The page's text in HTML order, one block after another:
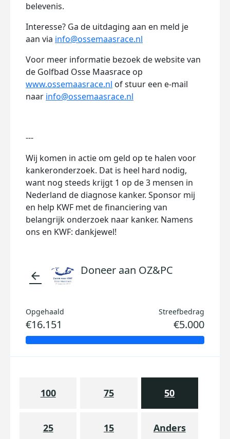
belevenis.
Interesse? Ga de uitdaging aan en meld je
aan via info@ossemaasrace.nl
Voor meer informatie bezoek de website van
de Golfbad Osse Maasrace op
www.ossemaasrace.nl of stuur een e-mail
naar info@ossemaasrace.nl
---
Wij komen in actie om geld op te halen voor
kankeronderzoek. Dat is heel hard nodig,
want nog steeds krijgt 1 op de 3 mensen in
Nederland de diagnose kanker. Sponsor mij
en help KWF met de financiering van
belangrijk onderzoek naar kanker. Namens
ons en KWF: dankjewel!
arrow_back Doneer aan OZ&PC
Opgehaald
€16.151
Streefbedrag
€5.000
100 75 50
25 15 Anders